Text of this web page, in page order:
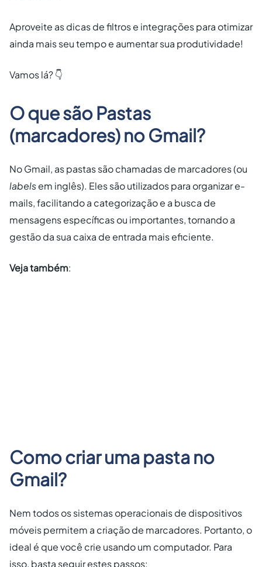
Aproveite as dicas de filtros e integrações para otimizar
ainda mais seu tempo e aumentar sua produtividade!
Vamos lá? 👇
O que são Pastas
(marcadores) no Gmail?
No Gmail, as pastas são chamadas de marcadores (ou
labelsem inglês). Eles são utilizados para organizar e-
mails, facilitando a categorização e a busca de
mensagens específicas ou importantes, tornando a
gestão da sua caixa de entrada mais eficiente.
Veja também:
Como criar uma pasta no
Gmail?
Nem todos os sistemas operacionais de dispositivos
móveis permitem a criação de marcadores. Portanto, o
ideal é que você crie usando um computador. Para
isso, basta seguir estes passos: